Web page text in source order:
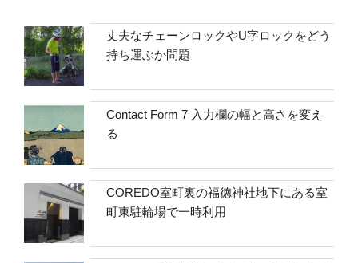
丈夫なチェーンロックやU字ロックをどう
持ち運ぶか問題
Contact Form 7 入力欄の幅と高さを変え
る
COREDO室町裏の福徳神社地下にある室
町東駐輪場で一時利用